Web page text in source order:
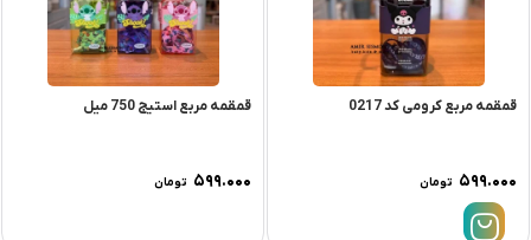
قمقمه مربع کرومی کد 0217
۵۹۹.۰۰۰ تومان
قمقمه مربع استیج 750 میل
۵۹۹.۰۰۰ تومان